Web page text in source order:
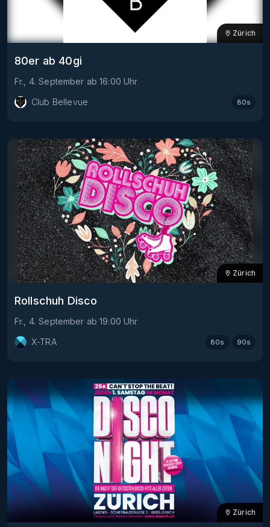
Zürich
80er ab 40gi
Fr., 4. September ab 16:00 Uhr
Club Bellevue
80s
Zürich
Rollschuh Disco
Fr., 4. September ab 19:00 Uhr
X-TRA
80s 90s
Zürich